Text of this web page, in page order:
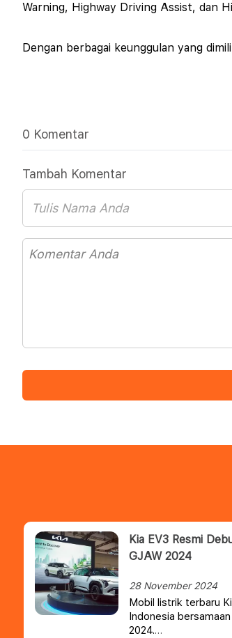
Warning, Highway Driving Assist, dan
Dengan berbagai keunggulan yang
0 Komentar
Tambah Komentar
Kia EV3 Resmi
GJAW 2024
28 November 2024
Mobil listrik terbaru
Indonesia
2024.